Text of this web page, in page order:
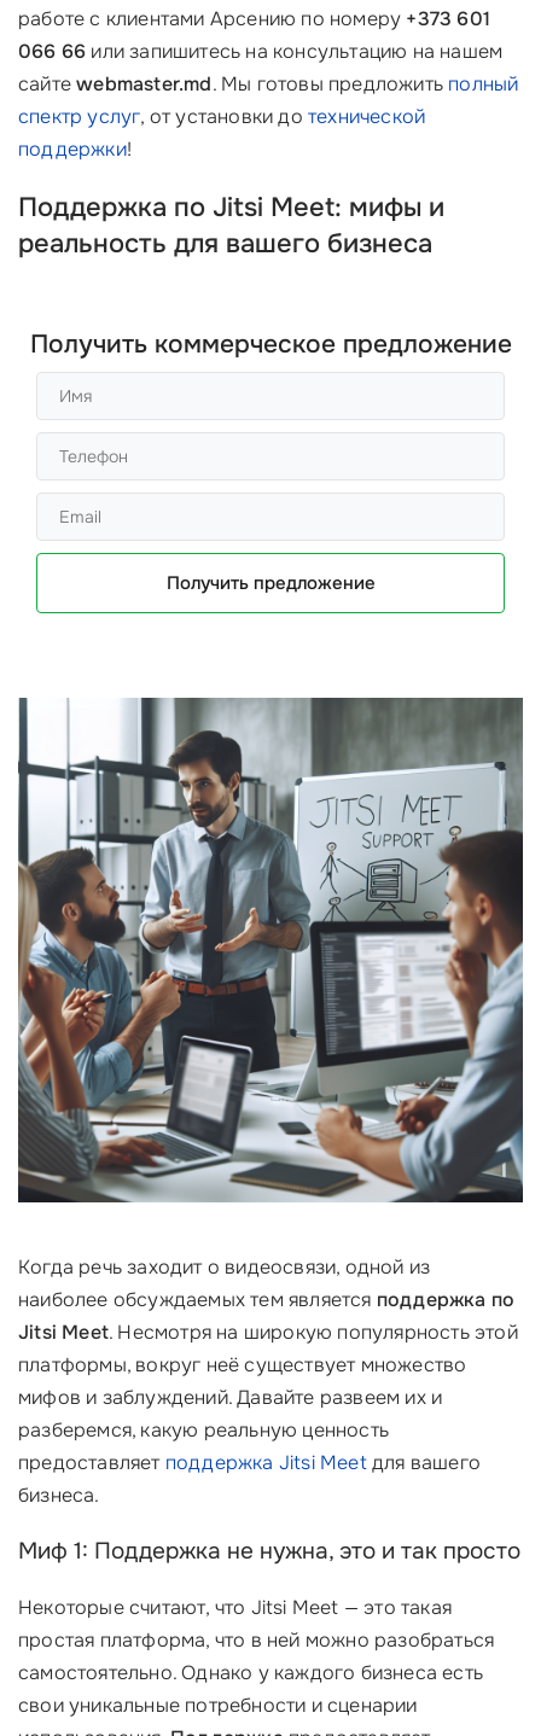
работе с клиентами Арсению по номеру +373 601
066 66 или запишитесь на консультацию на нашем
сайтеwebmaster.md. Мы готовы предложить полный
спектр услуг, от установки дотехнической
поддержки!
Поддержка по Jitsi Meet: мифы и
реальность для вашего бизнеса
Получить коммерческое предложение
Получить предложение
Когда речь заходит о видеосвязи, одной из
наиболее обсуждаемых тем является поддержка по
Jitsi Meet. Несмотря на широкую популярность этой
платформы, вокруг неё существует множество
мифов и заблуждений. Давайте развеем их и
разберемся, какую реальную ценность
предоставляет поддержка Jitsi Meetдля вашего
бизнеса.
Миф 1: Поддержка не нужна, это и так просто
Некоторые считают, что Jitsi Meet — это такая
простая платформа, что в ней можно разобраться
самостоятельно. Однако у каждого бизнеса есть
свои уникальные потребности и сценарии